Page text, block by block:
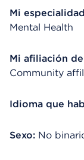
Mi
Mental Health
Mi afiliación
Community
Idioma que
Sexo: No